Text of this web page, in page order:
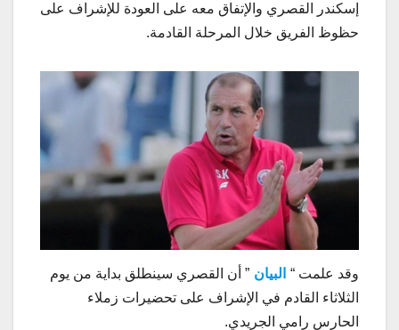
إسكندر القصري والإتفاق معه على العودة للإشراف على
حظوظ الفريق خلال المرحلة القادمة.
وقد علمت “ البيان ” أن القصري سينطلق بداية من يوم
الثلاثاء القادم في الإشراف على تحضيرات زملاء
الحارس رامي الجريدي.